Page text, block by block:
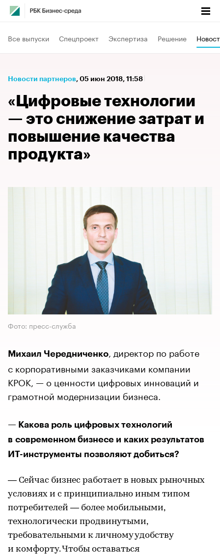
Все выпуски Спецпроект Экспертиза Решение
Новости партнеров⁠, 05 июн 2018, 11:58
«Цифровые технологии
— это снижение затрат и
повышение качества
продукта»
Фото: пресс-служба
Михаил Чередниченко
, директор по работе
с корпоративными заказчиками компании
КРОК, — о ценности цифровых инноваций и
грамотной модернизации бизнеса.
— Какова роль цифровых технологий
в современном бизнесе и каких результатов
ИТ-инструменты позволяют добиться?
— Сейчас бизнес работает в новых рыночных
условиях и с принципиально иным типом
потребителей — более мобильными,
технологически продвинутыми,
требовательными к личному удобству
и комфорту. Чтобы оставаться